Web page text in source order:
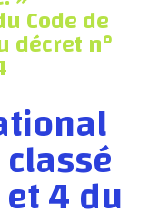
Code de
décret n°
4 du